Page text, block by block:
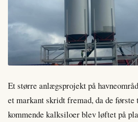
Et større anlægsprojekt på
et markant skridt fremad, da de
kommende kalksiloer blev løftet på